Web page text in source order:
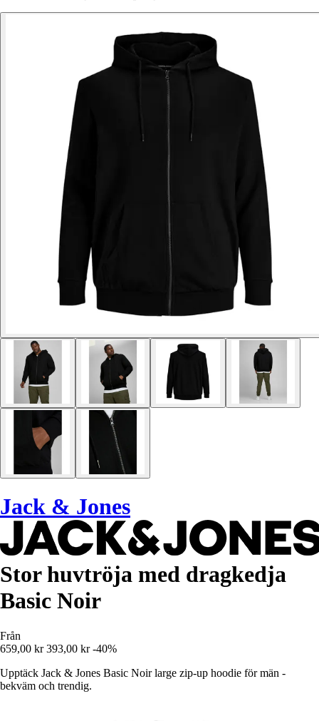
Jack & Jones
Stor huvtröja med dragkedja
Basic Noir
Från
659,00 kr 393,00 kr -40%
Upptäck Jack & Jones Basic Noir large zip-up hoodie för män -
bekväm och trendig.